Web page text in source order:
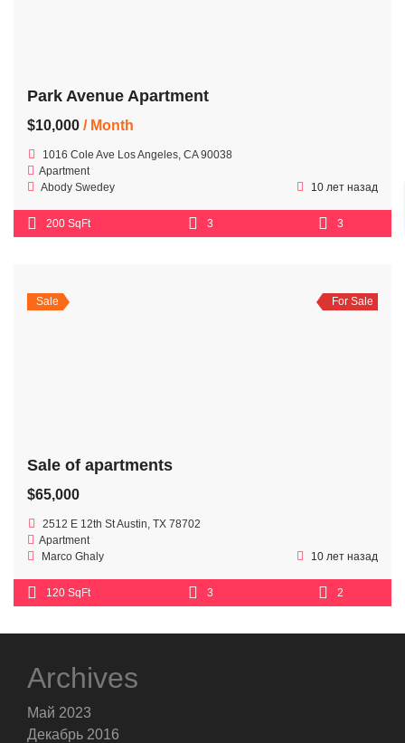
Park Avenue Apartment
$10,000 / Month
1016 Cole Ave Los Angeles, CA 90038
Apartment
Abody Swedey
10 лет назад
200 SqFt 3 3
Sale For Sale
Sale of apartments
$65,000
2512 E 12th St Austin, TX 78702
Apartment
Marco Ghaly
10 лет назад
120 SqFt 3 2
Archives
Май 2023
Декабрь 2016